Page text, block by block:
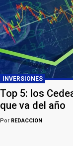
INVERSIONES
Top 5: los
que va del año
Por REDACCION